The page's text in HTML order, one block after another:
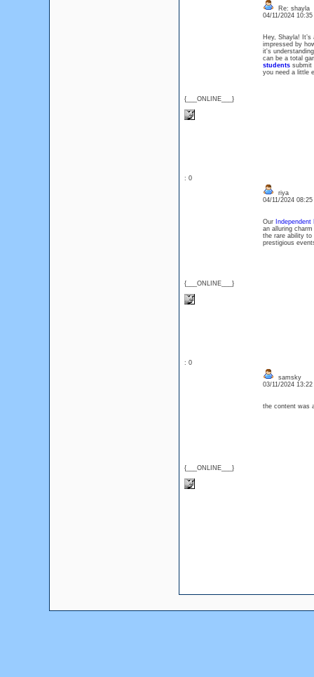
{___ONLINE___}
Re: shayla
04/11/2024
Hey, Shayla!
impressed by
it's
can be a total
studentssubmit
you need a little
: 0
{___ONLINE___}
riya
04/11/2024
Our
an alluring
the rare ability to
prestigious
: 0
{___ONLINE___}
samsky
03/11/2024
the content was